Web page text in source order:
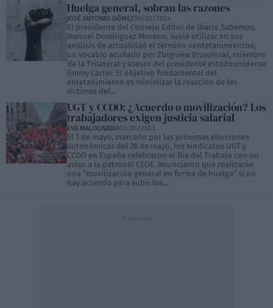
Huelga general, sobran las razones
JOSÉ ANTONIO GÓMEZ09/02/2024
El presidente del Consejo Editor de Diario Sabemos,
Manuel Domínguez Moreno, suele utilizar en sus
análisis de actualidad el término «entetanimiento»,
un vocablo acuñado por Zbigniew Brzezinski, miembro
de la Trilateral y asesor del presidente estadounidense
Jimmy Carter. El objetivo fundamental del
entetanimiento es minimizar la reacción de las
víctimas del...
UGT y CCOO: ¿Acuerdo o movilización? Los
trabajadores exigen justicia salarial
EVA MALDONADO02/05/2023
El 1 de mayo, marcado por las próximas elecciones
autonómicas del 28 de mayo, los sindicatos UGT y
CCOO en España celebraron el Día del Trabajo con un
aviso a la patronal CEOE. Anunciaron que realizarán
una "movilización general en forma de huelga" si no
hay acuerdo para subir los...